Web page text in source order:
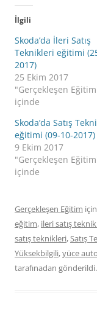
İlgili
Skoda’da İleri Satış
Teknikleri eğitimi
2017)
25 Ekim 2017
"Gerçekleşen
içinde
Skoda’da Satış
eğitimi (09-10-2017)
9 Ekim 2017
"Gerçekleşen
içinde
Gerçekleşen Eğitim
eğitim, ileri satış
satış teknikleri,Satış
Yüksekbilgili,yüce auto
tarafınadan gönderildi.